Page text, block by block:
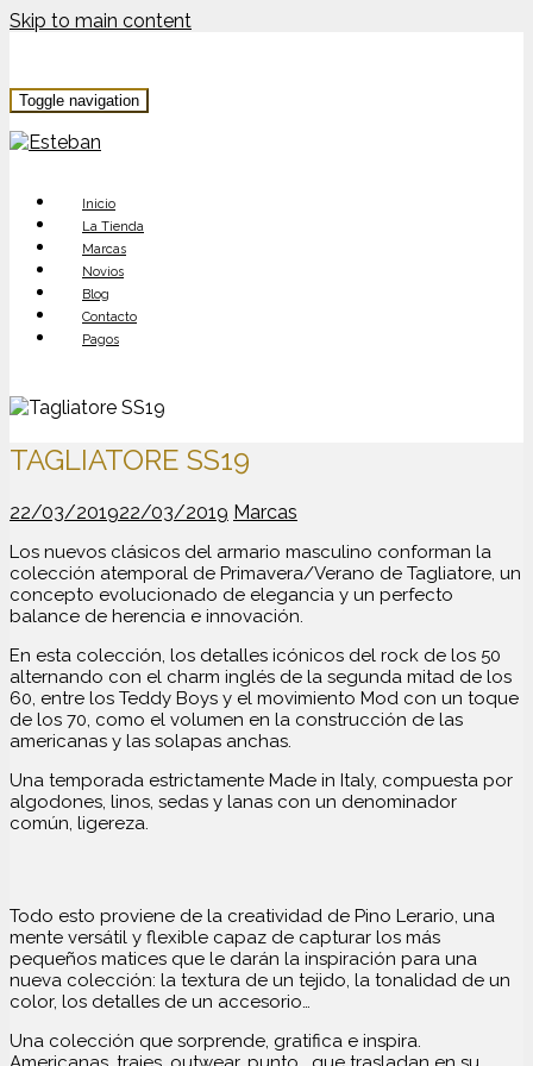
Skip to main content
Toggle navigation
Inicio
La Tienda
Marcas
Novios
Blog
Contacto
Pagos
TAGLIATORE SS19
22/03/201922/03/2019 Marcas
Los nuevos clásicos del armario masculino conforman la
colección atemporal de Primavera/Verano de Tagliatore, un
concepto evolucionado de elegancia y un perfecto
balance de herencia e innovación.
En esta colección, los detalles icónicos del rock de los 50
alternando con el charm inglés de la segunda mitad de los
60, entre los Teddy Boys y el movimiento Mod con un toque
de los 70, como el volumen en la construcción de las
americanas y las solapas anchas.
Una temporada estrictamente Made in Italy, compuesta por
algodones, linos, sedas y lanas con un denominador
común, ligereza.
Todo esto proviene de la creatividad de Pino Lerario, una
mente versátil y flexible capaz de capturar los más
pequeños matices que le darán la inspiración para una
nueva colección: la textura de un tejido, la tonalidad de un
color, los detalles de un accesorio…
Una colección que sorprende, gratifica e inspira.